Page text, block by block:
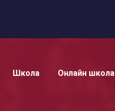
Школа Онлайн школа